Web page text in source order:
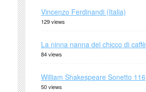
Vincenzo Ferdinandi (Italia)
129 views
La ninna nanna del chicco di caffè
84 views
William Shakespeare Sonetto 116
50 views